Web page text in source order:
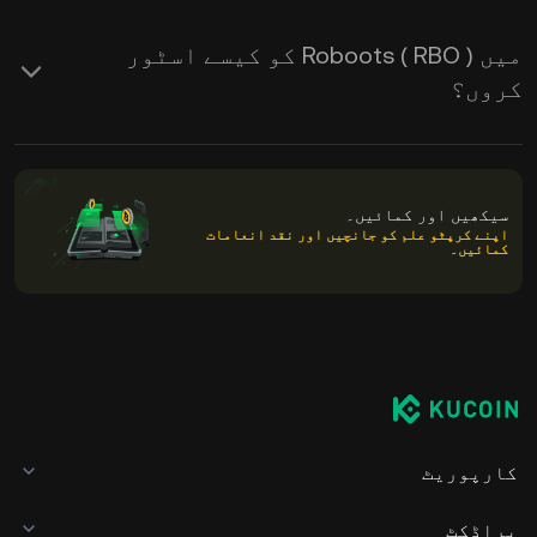
میں Roboots ( RBO ) کو کیسے اسٹور
کروں؟
سیکھیں اور کمائیں۔
اپنے کرپٹو علم کو جانچیں اور نقد انعامات
کمائیں۔
کارپوریٹ
پراڈکٹ